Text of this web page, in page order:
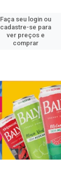
Faça seu login ou
cadastre-se para
ver preços e
comprar